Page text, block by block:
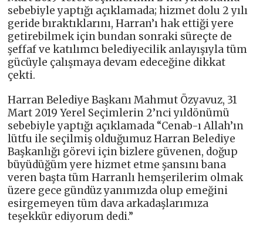
sebebiyle yaptığı açıklamada; hizmet dolu 2 yılı
geride bıraktıklarını, Harran’ı hak ettiği yere
getirebilmek için bundan sonraki süreçte de
şeffaf ve katılımcı belediyecilik anlayışıyla tüm
gücüyle çalışmaya devam edeceğine dikkat
çekti.
Harran Belediye Başkanı Mahmut Özyavuz, 31
Mart 2019 Yerel Seçimlerin 2’nci yıldönümü
sebebiyle yaptığı açıklamada “Cenab-ı Allah’ın
lütfu ile seçilmiş olduğumuz Harran Belediye
Başkanlığı görevi için bizlere güvenen, doğup
büyüdüğüm yere hizmet etme şansını bana
veren başta tüm Harranlı hemşerilerim olmak
üzere gece gündüz yanımızda olup emeğini
esirgemeyen tüm dava arkadaşlarımıza
teşekkür ediyorum dedi.”